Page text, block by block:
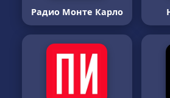
Радио Монте Карло